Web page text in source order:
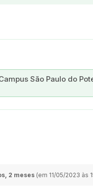
São Paulo do
2 meses (em 11/05/2023 às